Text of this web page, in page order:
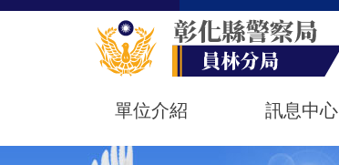
單位介紹 訊息中心